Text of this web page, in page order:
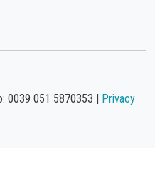
0039 051 5870353 | Privacy